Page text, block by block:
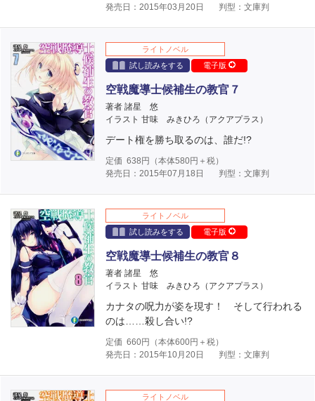
発売日：2015年03月20日
判型：文庫判
ライトノベル
試し読みをする
電子版
空戦魔導士候補生の教官７
著者 諸星 悠
イラスト 甘味 みきひろ（アクアプラス）
デート権を勝ち取るのは、誰だ!?
定価 638 円（本体580円＋税）
発売日：2015年07月18日
判型：文庫判
ライトノベル
試し読みをする
電子版
空戦魔導士候補生の教官８
著者 諸星 悠
イラスト 甘味 みきひろ（アクアプラス）
カナタの呪力が姿を現す！ そして行われる
のは……殺し合い!?
定価 660円（本体600円＋税）
発売日：2015年10月20日
判型：文庫判
ライトノベル